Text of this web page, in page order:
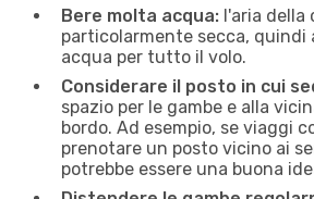
Bere molta acqua: l'aria della
particolarmente secca, quindi
acqua per tutto il volo.
Considerare il posto in cui
spazio per le gambe e alla
bordo. Ad esempio, se viaggi
prenotare un posto vicino ai
potrebbe essere una buona